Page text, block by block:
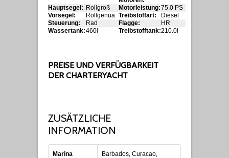
Hauptsegel: Rollgroß Motorleistung:75.0 PS
Vorsegel:
Rollgenua Treibstoffart:
Diesel
Steuerung:
Rad Flagge:
HR
Wassertank:460l Treibstofftank:210.0l
PREISE UND VERFÜGBARKEIT
DER CHARTERYACHT
ZUSÄTZLICHE
INFORMATION
Marina
Barbados, Curacao,